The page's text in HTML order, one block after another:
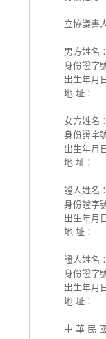
立協議書
男方姓名：
身份證字
出生年月
地 址：
女方姓名：
身份證字
出生年月
地 址：
證人姓名：
身份證字
出生年月
地 址：
證人姓名：
身份證字
出生年月
地 址：
中 華 民